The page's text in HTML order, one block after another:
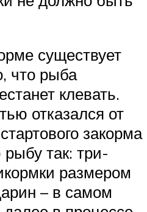
существует
что рыба
клевать.
отказался от
закорма
так: три-
размером
– в самом